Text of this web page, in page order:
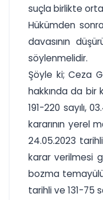
suçla birlikte
Hükümden
davasının
söylenmelidir.
Şöyle ki; Ceza
hakkında da bir
191-220 sayılı,
kararının yerel
24.05.2023
karar verilmesi
bozma temayülü
tarihli ve 131-75